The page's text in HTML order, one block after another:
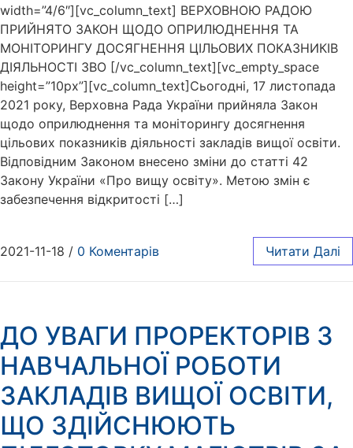
width=”4/6″][vc_column_text] ВЕРХОВНОЮ РАДОЮ
ПРИЙНЯТО ЗАКОН ЩОДО ОПРИЛЮДНЕННЯ ТА
МОНІТОРИНГУ ДОСЯГНЕННЯ ЦІЛЬОВИХ ПОКАЗНИКІВ
ДІЯЛЬНОСТІ ЗВО [/vc_column_text][vc_empty_space
height=”10px”][vc_column_text]Сьогодні, 17 листопада
2021 року, Верховна Рада України прийняла Закон
щодо оприлюднення та моніторингу досягнення
цільових показників діяльності закладів вищої освіти.
Відповідним Законом внесено зміни до статті 42
Закону України «Про вищу освіту». Метою змін є
забезпечення відкритості […]
2021-11-18 / 0 Коментарів Читати Далі
ДО УВАГИ ПРОРЕКТОРІВ З
НАВЧАЛЬНОЇ РОБОТИ
ЗАКЛАДІВ ВИЩОЇ ОСВІТИ,
ЩО ЗДІЙСНЮЮТЬ